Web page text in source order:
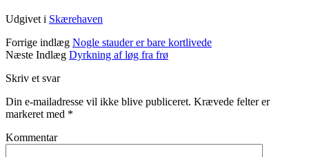
Udgivet i Skærehaven
Forrige indlæg Nogle stauder er bare kortlivede
Næste Indlæg Dyrkning af løg fra frø
Skriv et svar
Din e-mailadresse vil ikke blive publiceret. Krævede felter er
markeret med *
Kommentar